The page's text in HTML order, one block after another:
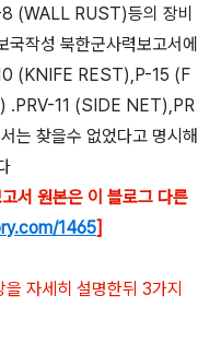
RUST)등의 장비
작성 북한군사력보고서에
(KNIFE REST),P-15 (F
.PRV-11 (SIDE NET),PR
는 찾을수 없었다고 명시해
서 원본은 이 블로그 다른
1465]
자세히 설명한뒤 3가지